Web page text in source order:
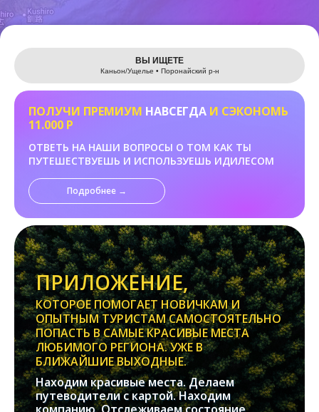
Leaflet
ВЫ ИЩЕТЕ
Каньон/Ущелье • Поронайский р-н
ПОЛУЧИ ПРЕМИУМ НАВСЕГДА И СЭКОНОМЬ
11.000 Р
ОТВЕТЬ НА НАШИ ВОПРОСЫ О ТОМ КАК ТЫ
ПУТЕШЕСТВУЕШЬ И ИСПОЛЬЗУЕШЬ ИДИЛЕСОМ
Подробнее →
ПРИЛОЖЕНИЕ,
КОТОРОЕ ПОМОГАЕТ НОВИЧКАМ И
ОПЫТНЫМ ТУРИСТАМ САМОСТОЯТЕЛЬНО
ПОПАСТЬ В САМЫЕ КРАСИВЫЕ МЕСТА
ЛЮБИМОГО РЕГИОНА. УЖЕ В
БЛИЖАЙШИЕ ВЫХОДНЫЕ.
Находим красивые места. Делаем
путеводители с картой. Находим